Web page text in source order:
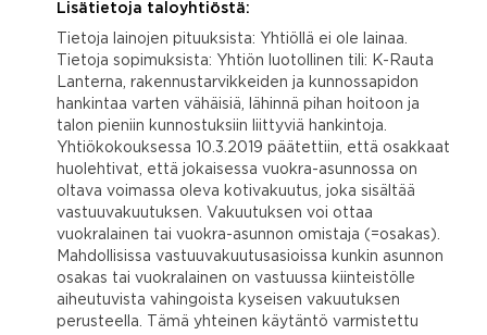
Lisätietoja taloyhtiöstä:
Tietoja lainojen pituuksista: Yhtiöllä ei ole lainaa.
Tietoja sopimuksista: Yhtiön luotollinen tili: K-Rauta
Lanterna, rakennustarvikkeiden ja kunnossapidon
hankintaa varten vähäisiä, lähinnä pihan hoitoon ja
talon pieniin kunnostuksiin liittyviä hankintoja.
Yhtiökokouksessa 10.3.2019 päätettiin, että osakkaat
huolehtivat, että jokaisessa vuokra-asunnossa on
oltava voimassa oleva kotivakuutus, joka sisältää
vastuuvakuutuksen. Vakuutuksen voi ottaa
vuokralainen tai vuokra-asunnon omistaja (=osakas).
Mahdollisissa vastuuvakuutusasioissa kunkin asunnon
osakas tai vuokralainen on vastuussa kiinteistölle
aiheutuvista vahingoista kyseisen vakuutuksen
perusteella. Tämä yhteinen käytäntö varmistettu